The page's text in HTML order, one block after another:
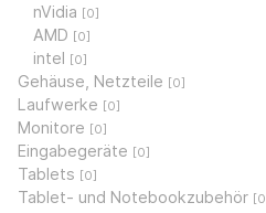
nVidia [0]
AMD [0]
intel [0]
Gehäuse, Netzteile [0]
Laufwerke [0]
Monitore [0]
Eingabegeräte [0]
Tablets [0]
Tablet- und Notebookzubehör [0]